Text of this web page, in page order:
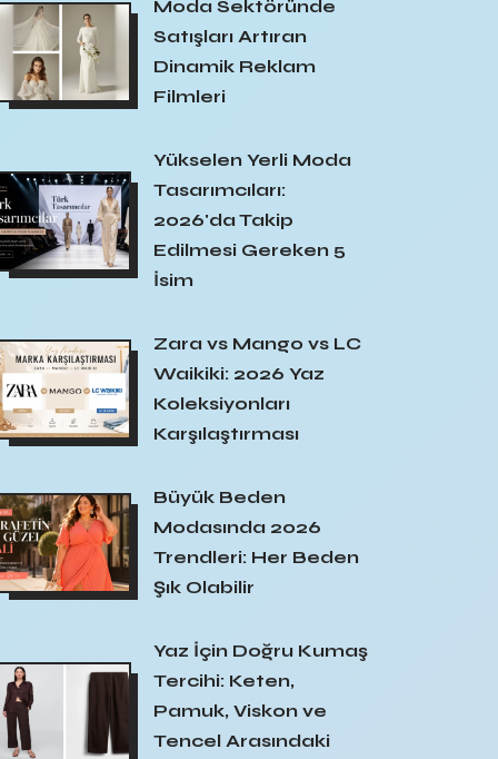
Moda Sektöründe
Satışları Artıran
Dinamik Reklam
Filmleri
Yükselen Yerli Moda
Tasarımcıları:
2026'da Takip
Edilmesi Gereken 5
İsim
Zara vs Mango vs LC
Waikiki: 2026 Yaz
Koleksiyonları
Karşılaştırması
Büyük Beden
Modasında 2026
Trendleri: Her Beden
Şık Olabilir
Yaz İçin Doğru Kumaş
Tercihi: Keten,
Pamuk, Viskon ve
Tencel Arasındaki